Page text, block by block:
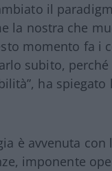
il
la nostra che
momento fa i
subito,
ha
è avvenuta
imponente